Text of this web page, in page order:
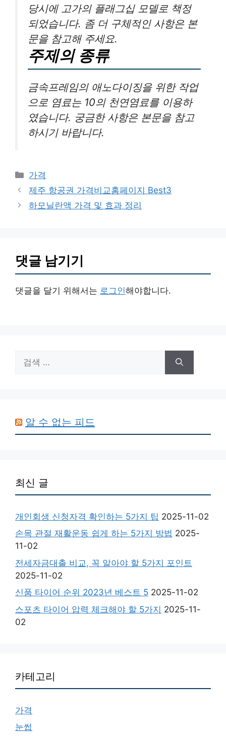
당시에 고가의 플래그십 모델로 책정
되었습니다. 좀 더 구체적인 사항은 본
문을 참고해 주세요.
주제의 종류
금속프레임의 애노다이징을 위한 작업
으로 염료는 10의 천연염료를 이용하
였습니다. 궁금한 사항은 본문을 참고
하시기 바랍니다.
카
테
리
가격
제주 항공권 가격비교홈페이지 Best3
하모닐란액 가격 및 효과 정리
댓글 남기기
댓글을 달기 위해서는 로그인해야합니다.
색:
알 수 없는 피드
최신 글
개인회생 신청자격 확인하는 5가지 팁 2025-11-02
손목 관절 재활운동 쉽게 하는 5가지 방법 2025-
11-02
전세자금대출 비교, 꼭 알아야 할 5가지 포인트
2025-11-02
신품 타이어 순위 2023년 베스트 5 2025-11-02
스포츠 타이어 압력 체크해야 할 5가지 2025-11-
02
카테고리
가격
눈썹